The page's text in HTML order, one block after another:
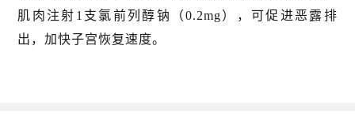
肌肉注射1支氯前列醇钠（0.2mg），可促进恶露排
出，加快子宫恢复速度。